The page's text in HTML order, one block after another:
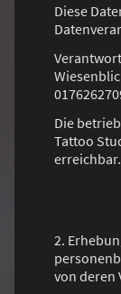
Diese
Die
Tattoo
erreichbar.
2.
von deren